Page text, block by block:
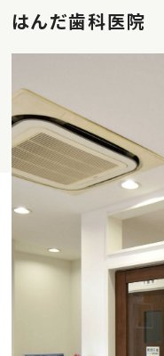
はんだ歯科医院